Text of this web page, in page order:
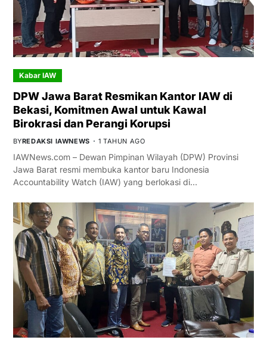
Kabar IAW
DPW Jawa Barat Resmikan Kantor IAW di
Bekasi, Komitmen Awal untuk Kawal
Birokrasi dan Perangi Korupsi
BYREDAKSI IAWNEWS 1 TAHUN AGO
IAWNews.com – Dewan Pimpinan Wilayah (DPW) Provinsi
Jawa Barat resmi membuka kantor baru Indonesia
Accountability Watch (IAW) yang berlokasi di…